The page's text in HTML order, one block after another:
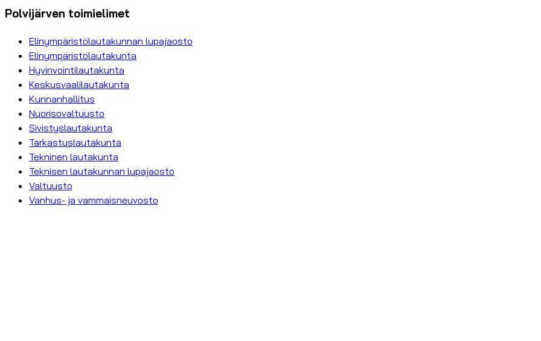
Polvijärven toimielimet
Elinympäristölautakunnan lupajaosto
Elinympäristölautakunta
Hyvinvointilautakunta
Keskusvaalilautakunta
Kunnanhallitus
Nuorisovaltuusto
Sivistyslautakunta
Tarkastuslautakunta
Tekninen lautakunta
Teknisen lautakunnan lupajaosto
Valtuusto
Vanhus- ja vammaisneuvosto